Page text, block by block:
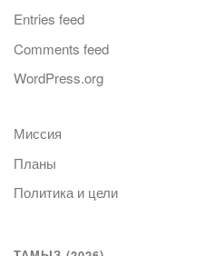
Entries feed
Comments feed
WordPress.org
Миссия
Планы
Политика и цели